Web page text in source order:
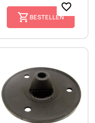
BESTELLEN
favorite_border